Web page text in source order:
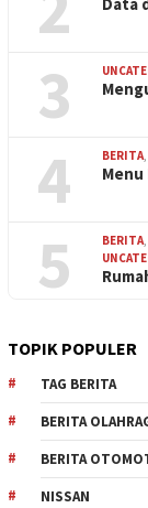
Data
3
4 BERITA,
Menu
5 BERITA,
TOPIK POPULER
TAG BERITA
BERITA
BERITA
NISSAN